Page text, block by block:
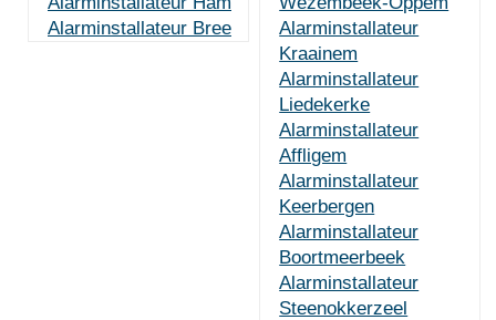
Alarminstallateur Bree
Alarminstallateur
Kraainem
Alarminstallateur
Liedekerke
Alarminstallateur
Affligem
Alarminstallateur
Keerbergen
Alarminstallateur
Boortmeerbeek
Alarminstallateur
Steenokkerzeel